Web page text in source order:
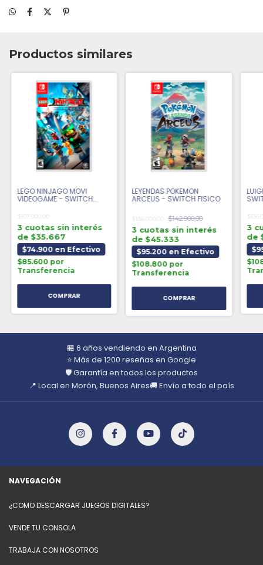
Productos similares
LEGO NINJAGO MOVI
VIDEOGAME - SWITCH
$107.000,00
3 cuotas sin interés
de $35.667
$74.900 en Efectivo
$85.600 por
Transferencia
LEYENDAS POKEMON
ARCEUS - SWITCH FISICO
$136.000,00 $142.900,00
3 cuotas sin interés
de $45.333
$95.200 en Efectivo
$108.800 por
Transferencia
3
de
🏪 6 años vendiendo en Argentina
⭐ Más de 1200 reseñas en Google
🛡️ Garantía en todos los productos
📍 Local en Morón, Buenos Aires🚚 Envío a todo el país
NAVEGACIÓN
¿COMO DESCARGAR JUEGOS DIGITALES?
VENDE TU CONSOLA
TRABAJA CON NOSOTROS